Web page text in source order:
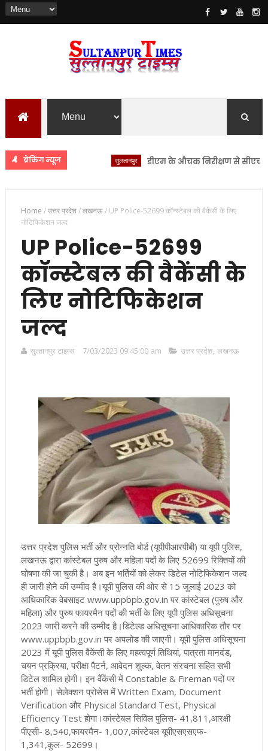
ब्रेकिंग न्यूज सुलतानपुर डीएम के औचक निरीक्षण से सीएचसी
Home /उत्तर प्रदेश/लखनऊ/ UP Police-52699 कॉन्स्टेबल की वैकेंसी के लिए
नोटिफिकेशन जल्द
UP Police-52699
कॉन्स्टेबल की वैकेंसी के
लिए नोटिफिकेशन
जल्द
सुल्तानपुर टाइम्स 7/03/2023 09:45:00 am उत्तर प्रदेश, लखनऊ
उत्तर प्रदेश पुलिस भर्ती और प्रोन्नति बोर्ड (यूपीपीआरपीबी) या यूपी पुलिस,
लखनऊ द्वारा कांस्टेबल पुरुष और महिला पदों के लिए 52699 रिक्तियों की
घोषणा की जा चुकी है। अब इन भर्तियों को लेकर डिटेल नोटिफिकेशन जल्द
ही जारी होने की उम्मीद है।यूपी पुलिस की ओर से 15 जुलाई 2023 को
आधिकारिक वेबसाइट www.uppbpb.gov.in पर कांस्टेबल (पुरुष और
महिला) और पुरुष फायरमैन पदों की भर्ती के लिए यूपी पुलिस अधिसूचना
2023 जारी करने की उम्मीद है।डिटेल्ड अधिसूचना आधिकारिक तौर पर
www.uppbpb.gov.in पर अपलोड की जाएगी। यूपी पुलिस अधिसूचना
2023 में यूपी पुलिस वैकेंसी के लिए महत्वपूर्ण तिथियां, पात्रता मानदंड,
चयन प्रक्रिया, परीक्षा पैटर्न, आवेदन शुल्क, वेतन संरचना सहित सभी
डिटेल शामिल होगी। इन वैंकेंसी में Constable & Fireman पदों पर
भर्ती होगी। सेलेक्शन प्रोसेस में Written Exam, Document
Verification और Physical Standard Test, Physical
Efficiency Test होगा।कांस्टेबल सिविल पुलिस- 41,811,आरक्षी
पीएसी- 8,540,फायरमैन- 1,007,कांस्टेबल यूपीएसएसएफ-
1,341,कुल- 52699 ।